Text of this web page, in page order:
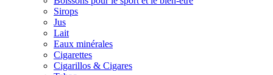
Sirops
Jus
Lait
Eaux minérales
Cigarettes
Cigarillos & Cigares